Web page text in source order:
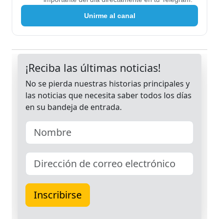
Unirme al canal